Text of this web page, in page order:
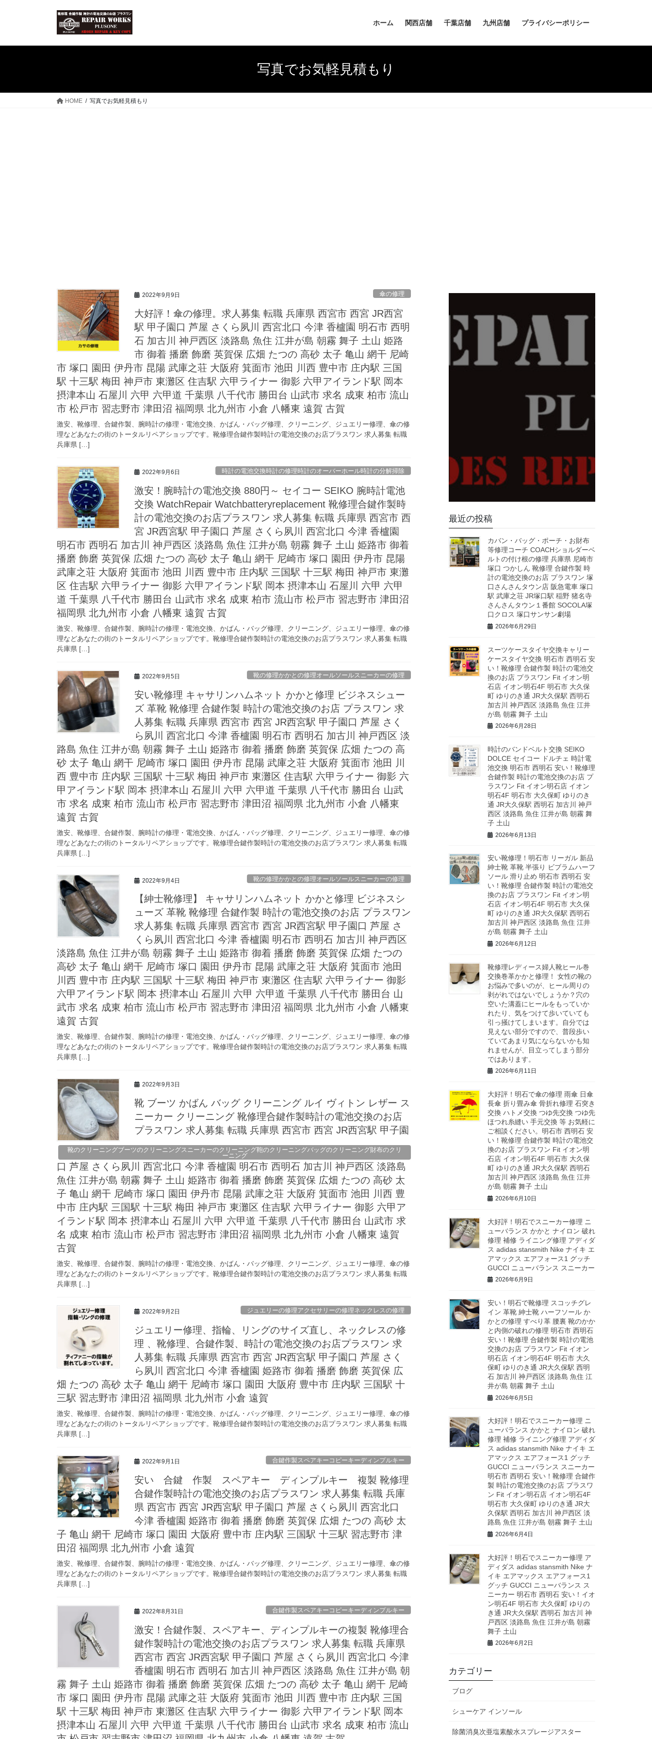
ホーム 関西店舗 千葉店舗 九州店舗 プライバシーポリシー
写真でお気軽見積もり
HOME 写真でお気軽見積もり
2022年9月9日 傘の修理
大好評！傘の修理。求人募集 転職 兵庫県 西宮市 西宮 JR西宮
駅 甲子園口 芦屋 さくら夙川 西宮北口 今津 香櫨園 明石市 西明
石 加古川 神戸西区 淡路島 魚住 江井が島 朝霧 舞子 土山 姫路
市 御着 播磨 飾磨 英賀保 広畑 たつの 高砂 太子 亀山 網干 尼崎
市 塚口 園田 伊丹市 昆陽 武庫之荘 大阪府 箕面市 池田 川西 豊中市 庄内駅 三国
駅 十三駅 梅田 神戸市 東灘区 住吉駅 六甲ライナー 御影 六甲アイランド駅 岡本
摂津本山 石屋川 六甲 六甲道 千葉県 八千代市 勝田台 山武市 求名 成東 柏市 流山
市 松戸市 習志野市 津田沼 福岡県 北九州市 小倉 八幡東 遠賀 古賀
激安、靴修理、合鍵作製、腕時計の修理・電池交換、かばん・バッグ修理、クリーニング、ジュエリー修理、傘の修
理などあなたの街のトータルリペアショップです。靴修理合鍵作製時計の電池交換のお店プラスワン 求人募集 転職
兵庫県 […]
2022年9月6日 時計の電池交換時計の修理時計のオーバーホール時計の分解掃除
激安！腕時計の電池交換 880円～ セイコー SEIKO 腕時計電池
交換 WatchRepair Watchbatteryreplacement 靴修理合鍵作製時
計の電池交換のお店プラスワン 求人募集 転職 兵庫県 西宮市 西
宮 JR西宮駅 甲子園口 芦屋 さくら夙川 西宮北口 今津 香櫨園
明石市 西明石 加古川 神戸西区 淡路島 魚住 江井が島 朝霧 舞子 土山 姫路市 御着
播磨 飾磨 英賀保 広畑 たつの 高砂 太子 亀山 網干 尼崎市 塚口 園田 伊丹市 昆陽
武庫之荘 大阪府 箕面市 池田 川西 豊中市 庄内駅 三国駅 十三駅 梅田 神戸市 東灘
区 住吉駅 六甲ライナー 御影 六甲アイランド駅 岡本 摂津本山 石屋川 六甲 六甲
道 千葉県 八千代市 勝田台 山武市 求名 成東 柏市 流山市 松戸市 習志野市 津田沼
福岡県 北九州市 小倉 八幡東 遠賀 古賀
激安、靴修理、合鍵作製、腕時計の修理・電池交換、かばん・バッグ修理、クリーニング、ジュエリー修理、傘の修
理などあなたの街のトータルリペアショップです。靴修理合鍵作製時計の電池交換のお店プラスワン 求人募集 転職
兵庫県 […]
2022年9月5日 靴の修理かかとの修理オールソールスニーカーの修理
安い靴修理 キャサリンハムネット かかと修理 ビジネスシュー
ズ 革靴 靴修理 合鍵作製 時計の電池交換のお店 プラスワン 求
人募集 転職 兵庫県 西宮市 西宮 JR西宮駅 甲子園口 芦屋 さく
ら夙川 西宮北口 今津 香櫨園 明石市 西明石 加古川 神戸西区 淡
路島 魚住 江井が島 朝霧 舞子 土山 姫路市 御着 播磨 飾磨 英賀保 広畑 たつの 高
砂 太子 亀山 網干 尼崎市 塚口 園田 伊丹市 昆陽 武庫之荘 大阪府 箕面市 池田 川
西 豊中市 庄内駅 三国駅 十三駅 梅田 神戸市 東灘区 住吉駅 六甲ライナー 御影 六
甲アイランド駅 岡本 摂津本山 石屋川 六甲 六甲道 千葉県 八千代市 勝田台 山武
市 求名 成東 柏市 流山市 松戸市 習志野市 津田沼 福岡県 北九州市 小倉 八幡東
遠賀 古賀
激安、靴修理、合鍵作製、腕時計の修理・電池交換、かばん・バッグ修理、クリーニング、ジュエリー修理、傘の修
理などあなたの街のトータルリペアショップです。靴修理合鍵作製時計の電池交換のお店プラスワン 求人募集 転職
兵庫県 […]
2022年9月4日 靴の修理かかとの修理オールソールスニーカーの修理
【紳士靴修理】 キャサリンハムネット かかと修理 ビジネスシ
ューズ 革靴 靴修理 合鍵作製 時計の電池交換のお店 プラスワン
求人募集 転職 兵庫県 西宮市 西宮 JR西宮駅 甲子園口 芦屋 さ
くら夙川 西宮北口 今津 香櫨園 明石市 西明石 加古川 神戸西区
淡路島 魚住 江井が島 朝霧 舞子 土山 姫路市 御着 播磨 飾磨 英賀保 広畑 たつの
高砂 太子 亀山 網干 尼崎市 塚口 園田 伊丹市 昆陽 武庫之荘 大阪府 箕面市 池田
川西 豊中市 庄内駅 三国駅 十三駅 梅田 神戸市 東灘区 住吉駅 六甲ライナー 御影
六甲アイランド駅 岡本 摂津本山 石屋川 六甲 六甲道 千葉県 八千代市 勝田台 山
武市 求名 成東 柏市 流山市 松戸市 習志野市 津田沼 福岡県 北九州市 小倉 八幡東
遠賀 古賀
激安、靴修理、合鍵作製、腕時計の修理・電池交換、かばん・バッグ修理、クリーニング、ジュエリー修理、傘の修
理などあなたの街のトータルリペアショップです。靴修理合鍵作製時計の電池交換のお店プラスワン 求人募集 転職
兵庫県 […]
2022年9月3日
靴のクリーニングブーツのクリーニングスニーカーのクリーニング鞄のクリーニングバッグのクリーニング財布のクリ
ーニング
靴 ブーツ かばん バッグ クリーニング ルイ ヴィトン レザー ス
ニーカー クリーニング 靴修理合鍵作製時計の電池交換のお店
プラスワン 求人募集 転職 兵庫県 西宮市 西宮 JR西宮駅 甲子園
口 芦屋 さくら夙川 西宮北口 今津 香櫨園 明石市 西明石 加古川 神戸西区 淡路島
魚住 江井が島 朝霧 舞子 土山 姫路市 御着 播磨 飾磨 英賀保 広畑 たつの 高砂 太
子 亀山 網干 尼崎市 塚口 園田 伊丹市 昆陽 武庫之荘 大阪府 箕面市 池田 川西 豊
中市 庄内駅 三国駅 十三駅 梅田 神戸市 東灘区 住吉駅 六甲ライナー 御影 六甲ア
イランド駅 岡本 摂津本山 石屋川 六甲 六甲道 千葉県 八千代市 勝田台 山武市 求
名 成東 柏市 流山市 松戸市 習志野市 津田沼 福岡県 北九州市 小倉 八幡東 遠賀
古賀
激安、靴修理、合鍵作製、腕時計の修理・電池交換、かばん・バッグ修理、クリーニング、ジュエリー修理、傘の修
理などあなたの街のトータルリペアショップです。靴修理合鍵作製時計の電池交換のお店プラスワン 求人募集 転職
兵庫県 […]
2022年9月2日 ジュエリーの修理アクセサリーの修理ネックレスの修理
ジュエリー修理、指輪、リングのサイズ直し、ネックレスの修
理 、靴修理、合鍵作製、時計の電池交換のお店プラスワン 求
人募集 転職 兵庫県 西宮市 西宮 JR西宮駅 甲子園口 芦屋 さく
ら夙川 西宮北口 今津 香櫨園 姫路市 御着 播磨 飾磨 英賀保 広
畑 たつの 高砂 太子 亀山 網干 尼崎市 塚口 園田 大阪府 豊中市 庄内駅 三国駅 十
三駅 習志野市 津田沼 福岡県 北九州市 小倉 遠賀
激安、靴修理、合鍵作製、腕時計の修理・電池交換、かばん・バッグ修理、クリーニング、ジュエリー修理、傘の修
理などあなたの街のトータルリペアショップです。靴修理合鍵作製時計の電池交換のお店プラスワン 求人募集 転職
兵庫県 […]
2022年9月1日 合鍵作製スペアキーコピーキーディンプルキー
安い 合鍵 作製 スペアキー ディンプルキー 複製 靴修理
合鍵作製時計の電池交換のお店プラスワン 求人募集 転職 兵庫
県 西宮市 西宮 JR西宮駅 甲子園口 芦屋 さくら夙川 西宮北口
今津 香櫨園 姫路市 御着 播磨 飾磨 英賀保 広畑 たつの 高砂 太
子 亀山 網干 尼崎市 塚口 園田 大阪府 豊中市 庄内駅 三国駅 十三駅 習志野市 津
田沼 福岡県 北九州市 小倉 遠賀
激安、靴修理、合鍵作製、腕時計の修理・電池交換、かばん・バッグ修理、クリーニング、ジュエリー修理、傘の修
理などあなたの街のトータルリペアショップです。靴修理合鍵作製時計の電池交換のお店プラスワン 求人募集 転職
兵庫県 […]
2022年8月31日 合鍵作製スペアキーコピーキーディンプルキー
激安！合鍵作製、スペアキー、ディンプルキーの複製 靴修理合
鍵作製時計の電池交換のお店プラスワン 求人募集 転職 兵庫県
西宮市 西宮 JR西宮駅 甲子園口 芦屋 さくら夙川 西宮北口 今津
香櫨園 明石市 西明石 加古川 神戸西区 淡路島 魚住 江井が島 朝
霧 舞子 土山 姫路市 御着 播磨 飾磨 英賀保 広畑 たつの 高砂 太子 亀山 網干 尼崎
市 塚口 園田 伊丹市 昆陽 武庫之荘 大阪府 箕面市 池田 川西 豊中市 庄内駅 三国
駅 十三駅 梅田 神戸市 東灘区 住吉駅 六甲ライナー 御影 六甲アイランド駅 岡本
摂津本山 石屋川 六甲 六甲道 千葉県 八千代市 勝田台 山武市 求名 成東 柏市 流山
最近の投稿
カバン・バッグ・ポーチ・お財布
等修理コーチ COACHショルダーベ
ルトの付け根の修理 兵庫県 尼崎市
塚口 つかしん 靴修理 合鍵作製 時
計の電池交換のお店 プラスワン 塚
口さんさんタウン店 阪急電車 塚口
駅 武庫之荘 JR塚口駅 稲野 猪名寺
さんさんタウン１番館 SOCOLA塚
口クロス 塚口サンサン劇場
2026年6月29日
スーツケースタイヤ交換キャリー
ケースタイヤ交換 明石市 西明石 安
い！靴修理 合鍵作製 時計の電池交
換のお店 プラスワン Fit イオン明
石店 イオン明石4F 明石市 大久保
町 ゆりのき通 JR大久保駅 西明石
加古川 神戸西区 淡路島 魚住 江井
が島 朝霧 舞子 土山
2026年6月28日
時計のバンドベルト交換 SEIKO
DOLCE セイコー ドルチェ 時計電
池交換 明石市 西明石 安い！靴修理
合鍵作製 時計の電池交換のお店 プ
ラスワン Fit イオン明石店 イオン
明石4F 明石市 大久保町 ゆりのき
通 JR大久保駅 西明石 加古川 神戸
西区 淡路島 魚住 江井が島 朝霧 舞
子 土山
2026年6月13日
安い靴修理！明石市 リーガル 新品
紳士靴 革靴 半張り ビブラムハーフ
ソール 滑り止め 明石市 西明石 安
い！靴修理 合鍵作製 時計の電池交
換のお店 プラスワン Fit イオン明
石店 イオン明石4F 明石市 大久保
町 ゆりのき通 JR大久保駅 西明石
加古川 神戸西区 淡路島 魚住 江井
が島 朝霧 舞子 土山
2026年6月12日
靴修理レディース婦人靴ヒール巻
交換巻革かかと修理！ 女性の靴の
お悩みで多いのが、ヒール周りの
剥がれではないでしょうか？穴の
空いた溝蓋にヒールをもっていか
れたり、気をつけて歩いていても
引っ掻けてしまいます。自分では
見えない部分ですので、普段歩い
ていてあまり気にならないかも知
れませんが、目立ってしまう部分
ではあります。
2026年6月11日
大好評！明石で傘の修理 雨傘 日傘
長傘 折り畳み傘 骨折れ修理 石突き
交換 ハトメ交換 つゆ先交換 つゆ先
ほつれ糸縫い 手元交換 等 お気軽に
ご相談ください。明石市 西明石 安
い！靴修理 合鍵作製 時計の電池交
換のお店 プラスワン Fit イオン明
石店 イオン明石4F 明石市 大久保
町 ゆりのき通 JR大久保駅 西明石
加古川 神戸西区 淡路島 魚住 江井
が島 朝霧 舞子 土山
2026年6月10日
大好評！明石でスニーカー修理 ニ
ューバランス かかと ナイロン 破れ
修理 補修 ライニング修理 アディダ
ス adidas stansmith Nike ナイキ エ
アマックス エアフォース1 グッチ
GUCCI ニューバランス スニーカー
2026年6月9日
安い！明石で靴修理 スコッチグレ
イン 革靴 紳士靴 ハーフソール か
かとの修理 すべり革 腰裏 靴のかか
と内側の破れの修理 明石市 西明石
安い！靴修理 合鍵作製 時計の電池
交換のお店 プラスワン Fit イオン
明石店 イオン明石4F 明石市 大久
保町 ゆりのき通 JR大久保駅 西明
石 加古川 神戸西区 淡路島 魚住 江
井が島 朝霧 舞子 土山
2026年6月5日
大好評！明石でスニーカー修理 ニ
ューバランス かかと ナイロン 破れ
修理 補修 ライニング修理 アディダ
ス adidas stansmith Nike ナイキ エ
アマックス エアフォース1 グッチ
GUCCI ニューバランス スニーカー
明石市 西明石 安い！靴修理 合鍵作
製 時計の電池交換のお店 プラスワ
ン Fit イオン明石店 イオン明石4F
明石市 大久保町 ゆりのき通 JR大
久保駅 西明石 加古川 神戸西区 淡
路島 魚住 江井が島 朝霧 舞子 土山
2026年6月4日
大好評！明石でスニーカー修理 ア
ディダス adidas stansmith Nike ナ
イキ エアマックス エアフォース1
グッチ GUCCI ニューバランス ス
ニーカー 明石市 西明石 安い！イオ
ン明石4F 明石市 大久保町 ゆりの
き通 JR大久保駅 西明石 加古川 神
戸西区 淡路島 魚住 江井が島 朝霧
舞子 土山
2026年6月2日
カテゴリー
ブログ
シューケア インソール
除菌消臭次亜塩素酸水スプレージアスター